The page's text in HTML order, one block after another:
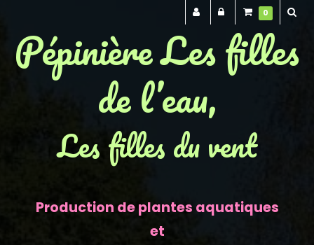
Pépinière Les filles
de l’eau,
Les filles du vent
Production de plantes aquatiques
et
0